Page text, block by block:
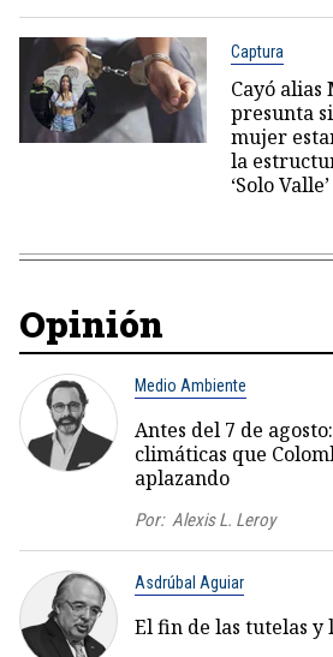
Captura
Cayó alias
presunta
mujer
la
‘Solo
Opinión
Medio Ambiente
Antes del 7 de
climáticas que
aplazando
Por: Alexis L. Leroy
Asdrúbal Aguiar
El fin de las tutelas y